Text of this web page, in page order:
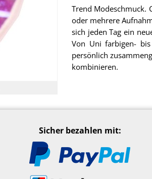
Trend Modeschmuck.
oder mehrere
sich jeden Tag ein
Von Uni farbigen-
persönlich
kombinieren.
Sicher bezahlen mit: